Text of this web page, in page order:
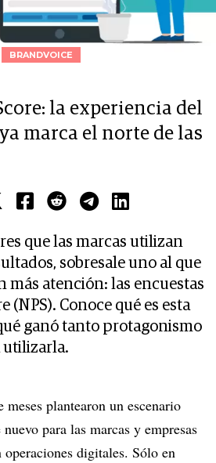
BRANDVOICE
la experiencia del
marca el norte de las
que las marcas utilizan
sobresale uno al que
más atención: las encuestas
(NPS). Conoce qué es esta
ganó tanto protagonismo
utilizarla.
meses plantearon un escenario
para las marcas y empresas
operaciones digitales. Sólo en